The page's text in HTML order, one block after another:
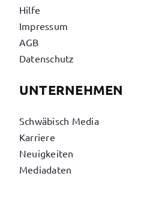
Hilfe
Impressum
AGB
Datenschutz
UNTERNEHMEN
Schwäbisch Media
Karriere
Neuigkeiten
Mediadaten